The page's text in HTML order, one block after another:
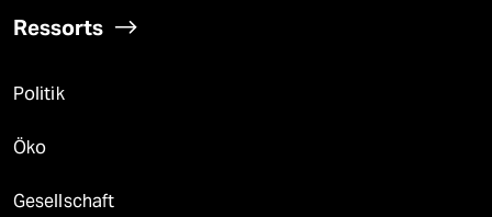
Ressorts
Politik
Öko
Gesellschaft